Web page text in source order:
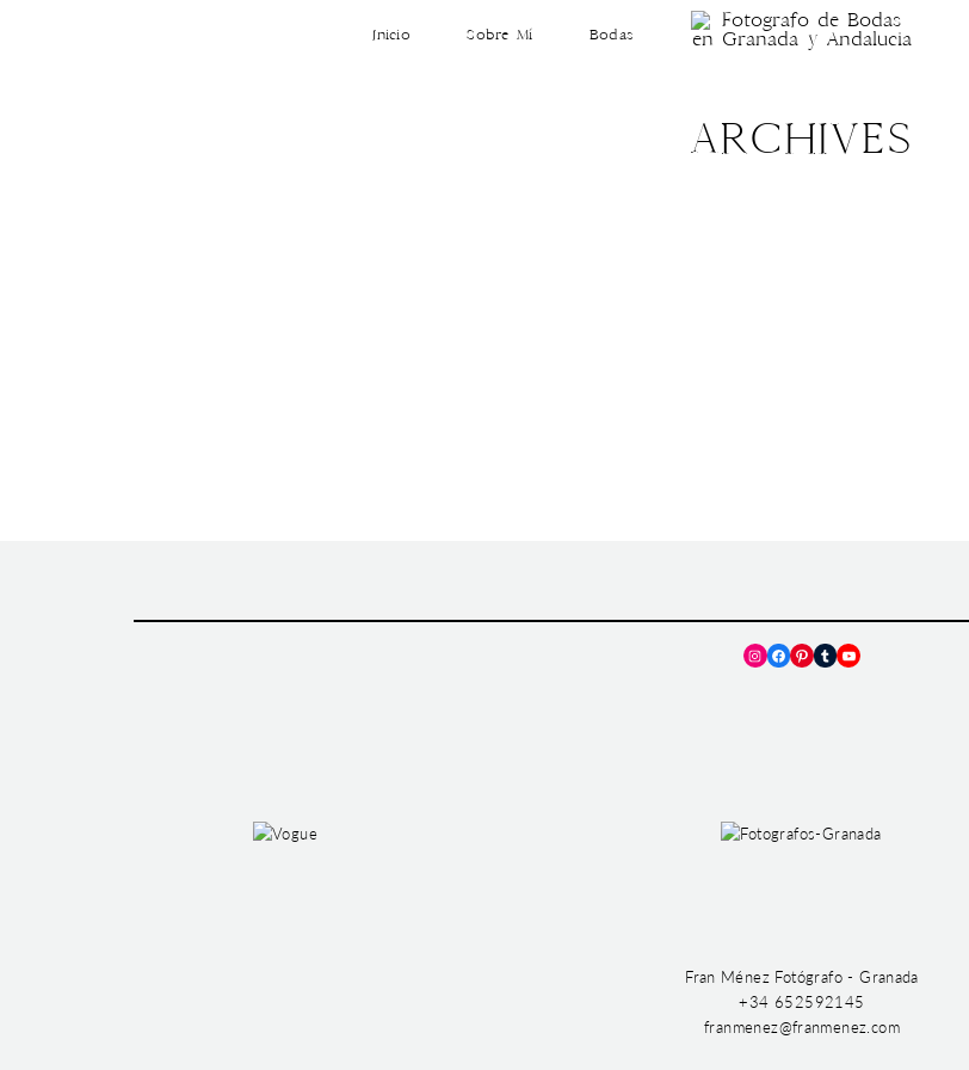
Inicio Sobre Mí Bodas
ARCHIVES
Instagram
Facebook
Pinterest
TumblrYouTube
Fran Ménez Fotógrafo - Granada
+34 652592145
franmenez@franmenez.com